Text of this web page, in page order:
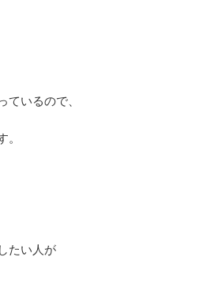
いるので、
たい人が